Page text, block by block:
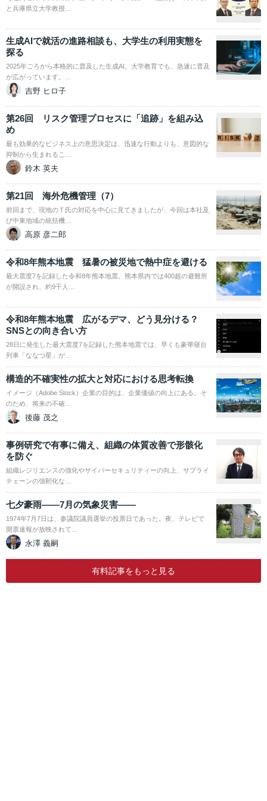
と兵庫県立大学教授…
生成AIで就活の進路相談も、大学生の利用実態を
探る
2025年ごろから本格的に普及した生成AI。大学教育でも、急速に普及
が広がっています。…
吉野 ヒロ子
第26回 リスク管理プロセスに「追跡」を組み込
め
最も効果的なビジネス上の意思決定は、迅速な行動よりも、意図的な
抑制から生まれるこ…
鈴木 英夫
第21回 海外危機管理（7）
前回まで、現地のＴ氏の対応を中心に見てきましたが、今回は本社及
び中東地域の統括機…
高原 彦二郎
令和8年熊本地震 猛暑の被災地で熱中症を避ける
最大震度7を記録した令和8年熊本地震。熊本県内では400超の避難所
が開設され、約9千人…
令和8年熊本地震 広がるデマ、どう見分ける？
SNSとの向き合い方
28日に発生した最大震度7を記録した熊本地震では、早くも豪華寝台
列車「ななつ星」が…
構造的不確実性の拡大と対応における思考転換
イメージ（Adobe Stock）企業の目的は、企業価値の向上にある。そ
のため、将来の不確…
後藤 茂之
事例研究で有事に備え、組織の体質改善で形骸化
を防ぐ
組織レジリエンスの強化やサイバーセキュリティーの向上、サプライ
チェーンの強靭化な…
七夕豪雨――7月の気象災害――
1974年7月7日は、参議院議員選挙の投票日であった。夜、テレビで
開票速報が放映されて…
永澤 義嗣
有料記事をもっと見る